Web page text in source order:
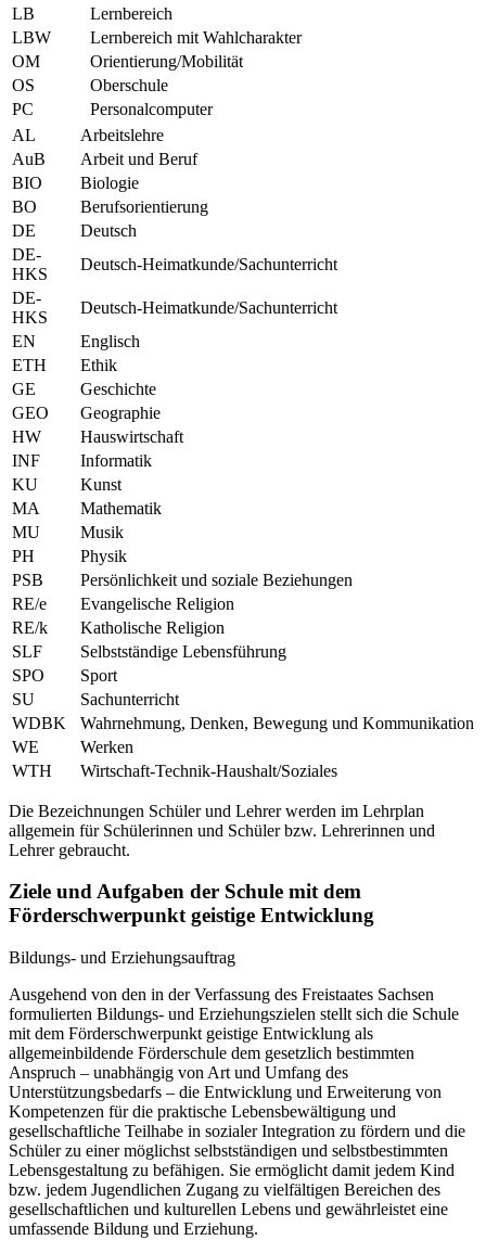
LB
Lernbereich
LBW
Lernbereich mit Wahlcharakter
OM
Orientierung/Mobilität
OS
Oberschule
PC
Personalcomputer
AL
Arbeitslehre
AuB
Arbeit und Beruf
BIO
Biologie
BO
Berufsorientierung
DE
Deutsch
DE-
HKS
Deutsch-Heimatkunde/Sachunterricht
DE-
HKS
Deutsch-Heimatkunde/Sachunterricht
EN
Englisch
ETH
Ethik
GE
Geschichte
GEO
Geographie
HW
Hauswirtschaft
INF
Informatik
KU
Kunst
MA
Mathematik
MU
Musik
PH
Physik
PSB
Persönlichkeit und soziale Beziehungen
RE/e
Evangelische Religion
RE/k
Katholische Religion
SLF
Selbstständige Lebensführung
SPO
Sport
SU
Sachunterricht
WDBK
Wahrnehmung, Denken, Bewegung und Kommunikation
WE
Werken
WTH
Wirtschaft-Technik-Haushalt/Soziales
Die Bezeichnungen Schüler und Lehrer werden im Lehrplan
allgemein für Schülerinnen und Schüler bzw. Lehrerinnen und
Lehrer gebraucht.
Ziele und Aufgaben der Schule mit dem
Förderschwerpunkt geistige Entwicklung
Bildungs- und Erziehungsauftrag
Ausgehend von den in der Verfassung des Freistaates Sachsen
formulierten Bildungs- und Erziehungszielen stellt sich die Schule
mit dem Förderschwerpunkt geistige Entwicklung als
allgemeinbildende Förderschule dem gesetzlich bestimmten
Anspruch – unabhängig von Art und Umfang des
Unterstützungsbedarfs – die Entwicklung und Erweiterung von
Kompetenzen für die praktische Lebensbewältigung und
gesellschaftliche Teilhabe in sozialer Integration zu fördern und die
Schüler zu einer möglichst selbstständigen und selbstbestimmten
Lebensgestaltung zu befähigen. Sie ermöglicht damit jedem Kind
bzw. jedem Jugendlichen Zugang zu vielfältigen Bereichen des
gesellschaftlichen und kulturellen Lebens und gewährleistet eine
umfassende Bildung und Erziehung.